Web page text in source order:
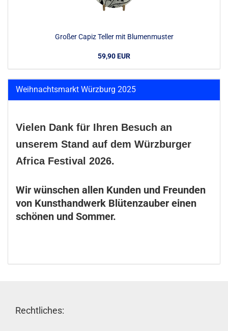
Großer Capiz Teller mit Blumenmuster
59,90 EUR
Weihnachtsmarkt Würzburg 2025
Vielen Dank für Ihren Besuch an
unserem Stand auf dem Würzburger
Africa Festival 2026.
Wir wünschen allen Kunden und Freunden
von Kunsthandwerk Blütenzauber einen
schönen und Sommer.
Rechtliches: